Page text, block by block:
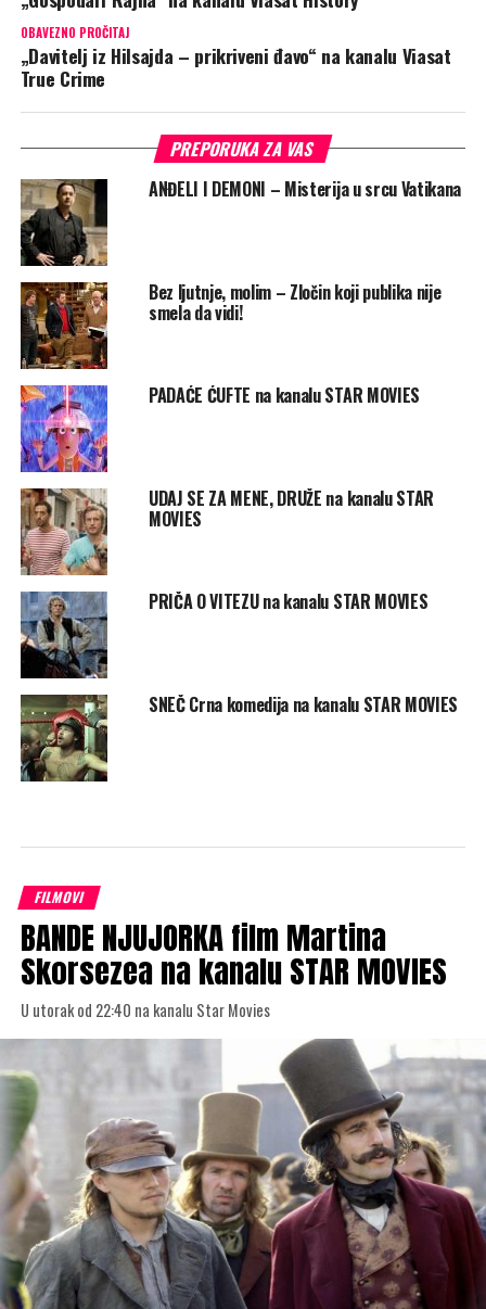
OBAVEZNO PROČITAJ
„Davitelj iz Hilsajda – prikriveni đavo“ na kanalu Viasat
True Crime
PREPORUKA ZA VAS
ANĐELI I DEMONI – Misterija u srcu Vatikana
Bez ljutnje, molim – Zločin koji publika nije
smela da vidi!
PADAĆE ĆUFTE na kanalu STAR MOVIES
UDAJ SE ZA MENE, DRUŽE na kanalu STAR
MOVIES
PRIČA O VITEZU na kanalu STAR MOVIES
SNEČ Crna komedija na kanalu STAR MOVIES
FILMOVI
BANDE NJUJORKA film Martina
Skorsezea na kanalu STAR MOVIES
U utorak od 22:40 na kanalu Star Movies